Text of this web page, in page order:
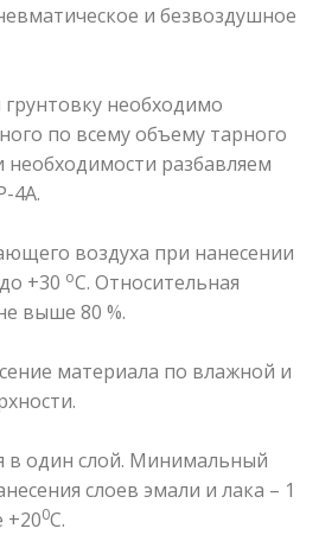
и безвоздушное
необходимо
по всему объему тарного
необходимости разбавляем
4А.
воздуха при нанесении
+30 оС. Относительная
выше 80 %.
материала по влажной и
в один слой. Минимальный
слоев эмали и лака – 1
+200С.